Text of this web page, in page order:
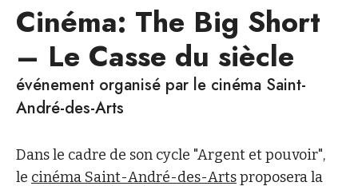
Cinéma: The Big Short
– Le Casse du siècle
événement organisé par le cinéma Saint-
André-des-Arts
Dans le cadre de son cycle "Argent et pouvoir",
le cinéma Saint-André-des-Artsproposera la